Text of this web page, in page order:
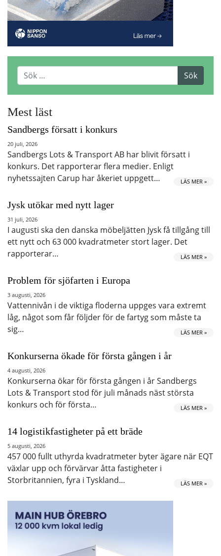
Mest läst
Sandbergs försatt i konkurs
20 juli, 2026
Sandbergs Lots & Transport AB har blivit försatt i
konkurs. Det rapporterar flera medier. Enligt
nyhetssajten Carup har åkeriet uppgett…
LÄS MER »
Jysk utökar med nytt lager
31 juli, 2026
I augusti ska den danska möbeljätten Jysk få tillgång till
ett nytt och 63 000 kvadratmeter stort lager. Det
rapporterar…
LÄS MER »
Problem för sjöfarten i Europa
3 augusti, 2026
Vattennivån i de viktiga floderna uppges vara extremt
låg, något som får följder för de fartyg som måste ta
sig…
LÄS MER »
Konkurserna ökade för första gången i år
4 augusti, 2026
Konkurserna ökar för första gången i år Sandbergs
Lots & Transport stod för juli månads näst största
konkurs och för första…
LÄS MER »
14 logistikfastigheter på ett bräde
5 augusti, 2026
457 000 fullt uthyrda kvadratmeter byter ägare när EQT
växlar upp och förvärvar åtta fastigheter i
Storbritannien, fyra i Tyskland…
LÄS MER »